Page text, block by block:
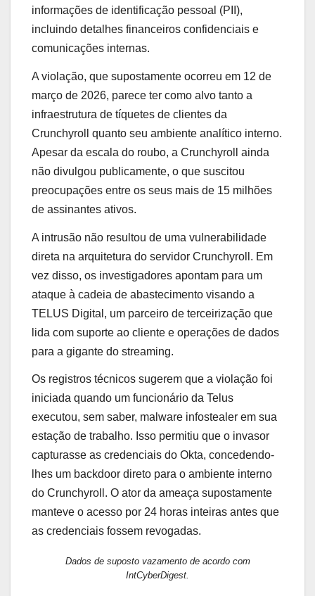
informações de identificação pessoal (PII),
incluindo detalhes financeiros confidenciais e
comunicações internas.
A violação, que supostamente ocorreu em 12 de
março de 2026, parece ter como alvo tanto a
infraestrutura de tíquetes de clientes da
Crunchyroll quanto seu ambiente analítico interno.
Apesar da escala do roubo, a Crunchyroll ainda
não divulgou publicamente, o que suscitou
preocupações entre os seus mais de 15 milhões
de assinantes ativos.
A intrusão não resultou de uma vulnerabilidade
direta na arquitetura do servidor Crunchyroll. Em
vez disso, os investigadores apontam para um
ataque à cadeia de abastecimento visando a
TELUS Digital, um parceiro de terceirização que
lida com suporte ao cliente e operações de dados
para a gigante do streaming.
Os registros técnicos sugerem que a violação foi
iniciada quando um funcionário da Telus
executou, sem saber, malware infostealer em sua
estação de trabalho. Isso permitiu que o invasor
capturasse as credenciais do Okta, concedendo-
lhes um backdoor direto para o ambiente interno
do Crunchyroll. O ator da ameaça supostamente
manteve o acesso por 24 horas inteiras antes que
as credenciais fossem revogadas.
Dados de suposto vazamento de acordo com
IntCyberDigest.